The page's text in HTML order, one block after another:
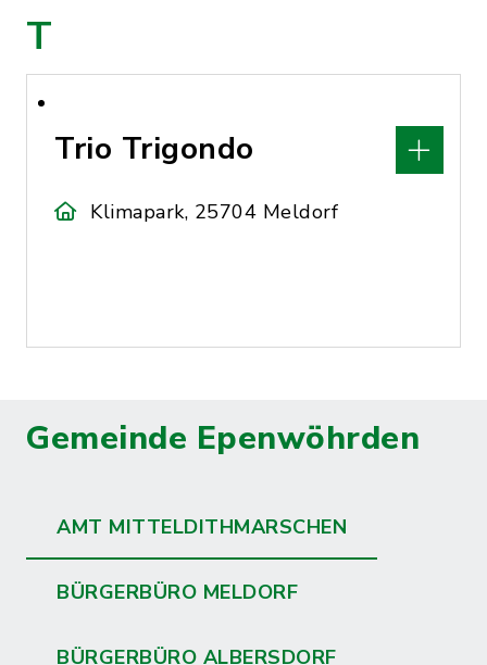
T
Trio Trigondo
Klimapark, 25704 Meldorf
Gemeinde Epenwöhrden
AMT MITTELDITHMARSCHEN
BÜRGERBÜRO MELDORF
BÜRGERBÜRO ALBERSDORF